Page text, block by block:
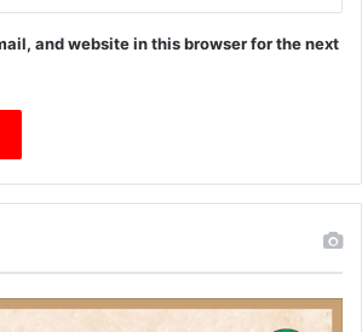
and website in this browser for the next